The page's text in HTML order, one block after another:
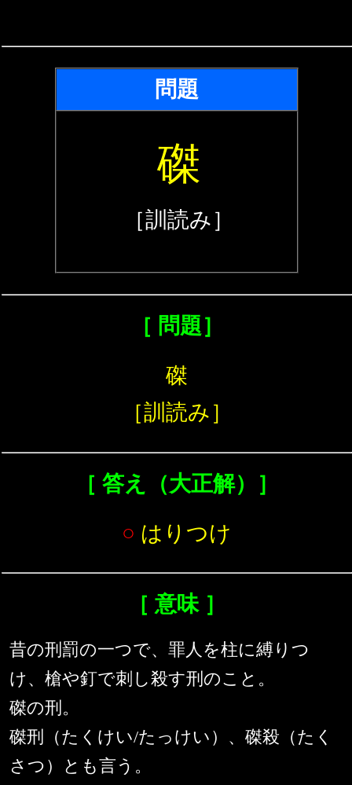
問題
磔
［訓読み］
［ 問題］
磔
［訓読み］
［ 答え（大正解）］
○ はりつけ
［ 意味 ］
昔の刑罰の一つで、罪人を柱に縛りつ
け、槍や釘で刺し殺す刑のこと。
磔の刑。
磔刑（たくけい/たっけい）、磔殺（たく
さつ）とも言う。